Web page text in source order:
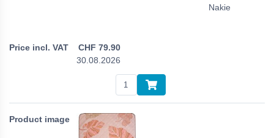
Nakie
CHF 79.90
30.08.2026